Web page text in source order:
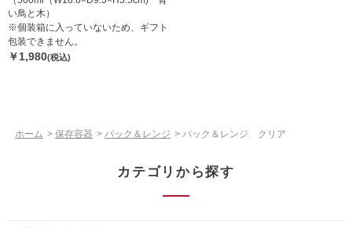
い鳥と木）
※個装箱に入っていないため、ギフト
包装できません。
￥1,980(税込)
ホーム >保存容器 > パック＆レンジ > パック＆レンジ クリア
カテゴリから探す